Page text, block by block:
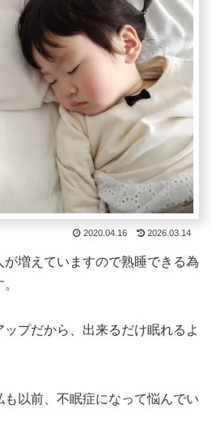
2020.04.16 2026.03.14
増えていますので熟睡できる為
プだから、出来るだけ眠れるよ
以前、不眠症になって悩んでい